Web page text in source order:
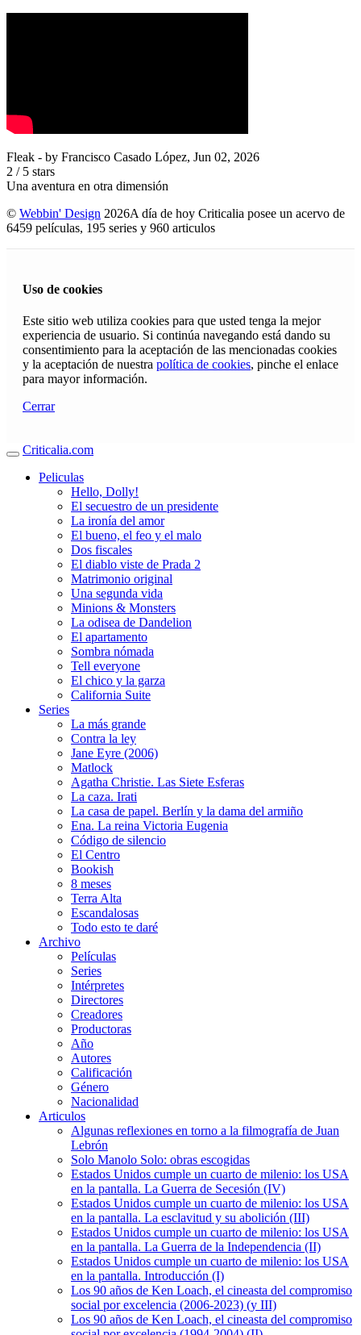
Fleak - by Francisco Casado López, Jun 02, 2026
2 / 5 stars
Una aventura en otra dimensión
© Webbin' Design 2026A día de hoy Criticalia posee un acervo de
6459 películas, 195 series y 960 articulos
Uso de cookies
Este sitio web utiliza cookies para que usted tenga la mejor
experiencia de usuario. Si continúa navegando está dando su
consentimiento para la aceptación de las mencionadas cookies
y la aceptación de nuestra política de cookies, pinche el enlace
para mayor información.
Cerrar
Criticalia.com
Peliculas
Hello, Dolly!
El secuestro de un presidente
La ironía del amor
El bueno, el feo y el malo
Dos fiscales
El diablo viste de Prada 2
Matrimonio original
Una segunda vida
Minions & Monsters
La odisea de Dandelion
El apartamento
Sombra nómada
Tell everyone
El chico y la garza
California Suite
Series
La más grande
Contra la ley
Jane Eyre (2006)
Matlock
Agatha Christie. Las Siete Esferas
La caza. Irati
La casa de papel. Berlín y la dama del armiño
Ena. La reina Victoria Eugenia
Código de silencio
El Centro
Bookish
8 meses
Terra Alta
Escandalosas
Todo esto te daré
Archivo
Películas
Series
Intérpretes
Directores
Creadores
Productoras
Año
Autores
Calificación
Género
Nacionalidad
Articulos
Algunas reflexiones en torno a la filmografía de Juan
Lebrón
Solo Manolo Solo: obras escogidas
Estados Unidos cumple un cuarto de milenio: los USA
en la pantalla. La Guerra de Secesión (IV)
Estados Unidos cumple un cuarto de milenio: los USA
en la pantalla. La esclavitud y su abolición (III)
Estados Unidos cumple un cuarto de milenio: los USA
en la pantalla. La Guerra de la Independencia (II)
Estados Unidos cumple un cuarto de milenio: los USA
en la pantalla. Introducción (I)
Los 90 años de Ken Loach, el cineasta del compromiso
social por excelencia (2006-2023) (y III)
Los 90 años de Ken Loach, el cineasta del compromiso